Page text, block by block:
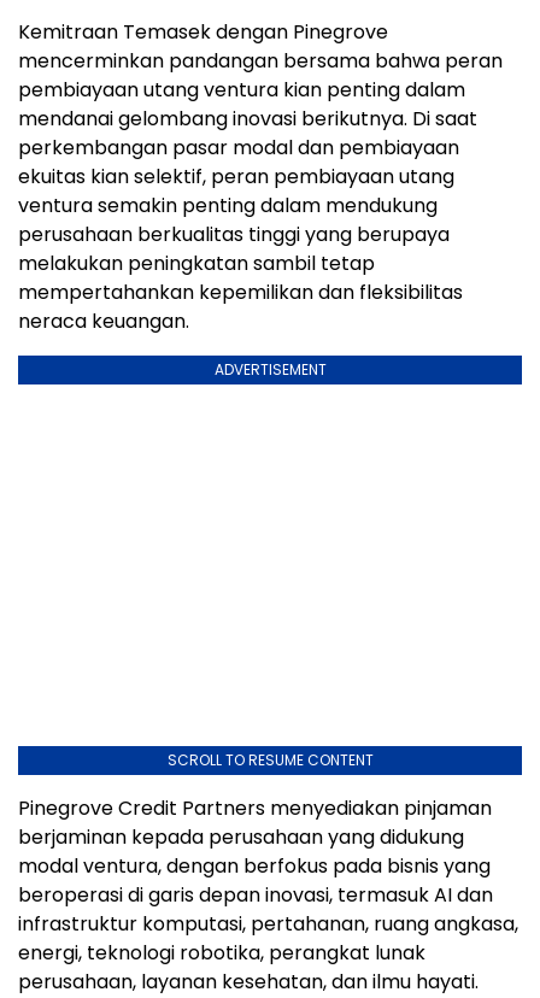
Kemitraan Temasek dengan Pinegrove
mencerminkan pandangan bersama bahwa peran
pembiayaan utang ventura kian penting dalam
mendanai gelombang inovasi berikutnya. Di saat
perkembangan pasar modal dan pembiayaan
ekuitas kian selektif, peran pembiayaan utang
ventura semakin penting dalam mendukung
perusahaan berkualitas tinggi yang berupaya
melakukan peningkatan sambil tetap
mempertahankan kepemilikan dan fleksibilitas
neraca keuangan.
ADVERTISEMENT
SCROLL TO RESUME CONTENT
Pinegrove Credit Partners menyediakan pinjaman
berjaminan kepada perusahaan yang didukung
modal ventura, dengan berfokus pada bisnis yang
beroperasi di garis depan inovasi, termasuk AI dan
infrastruktur komputasi, pertahanan, ruang angkasa,
energi, teknologi robotika, perangkat lunak
perusahaan, layanan kesehatan, dan ilmu hayati.